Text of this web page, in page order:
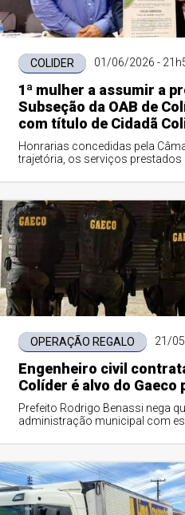
COLIDER 01/06/2026 -
1ª mulher a assumir a
Subseção da OAB de
com título de Cidadã
Honrarias concedidas pela
trajetória, os serviços prestados
OPERAÇÃO REGALO 21/
Engenheiro civil
Colíder é alvo do
Prefeito Rodrigo Benassi nega
administração municipal com